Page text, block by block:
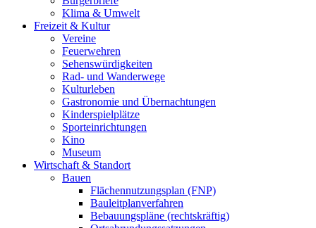
Klima & Umwelt
Freizeit & Kultur
Vereine
Feuerwehren
Sehenswürdigkeiten
Rad- und Wanderwege
Kulturleben
Gastronomie und Übernachtungen
Kinderspielplätze
Sporteinrichtungen
Kino
Museum
Wirtschaft & Standort
Bauen
Flächennutzungsplan (FNP)
Bauleitplanverfahren
Bebauungspläne (rechtskräftig)